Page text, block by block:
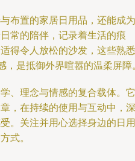
布置的家居日用品，还能成为
常的陪伴，记录着生活的痕
得令人放松的沙发，这些熟悉
，是抵御外界喧嚣的温柔屏障
、理念与情感的复合载体。它
，在持续的使用与互动中，深
。关注并用心选择身边的日用
式。